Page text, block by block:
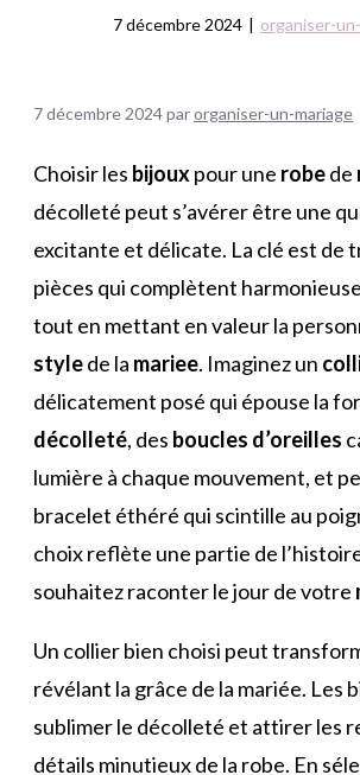
7 décembre 2024 | organiser-
7 décembre 2024parorganiser-un-mariage
Choisir les bijouxpour une robede
décolleté peut s’avérer être une
excitante et délicate. La clé est de
pièces qui complètent
tout en mettant en valeur la
stylede la mariee. Imaginez un
délicatement posé qui épouse la
décolleté, des boucles d’oreilles
lumière à chaque mouvement, et
bracelet éthéré qui scintille au
choix reflète une partie de
souhaitez raconter le jour de votre
Un collier bien choisi peut
révélant la grâce de la mariée. Les
sublimer le décolleté et attirer les
détails minutieux de la robe. En